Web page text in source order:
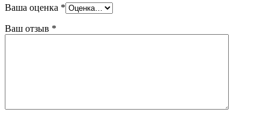
Ваша оценка *
Ваш отзыв *